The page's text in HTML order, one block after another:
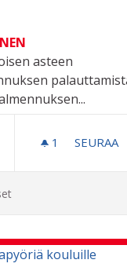
asteen
1 1 SEURAAJA
SEURAA